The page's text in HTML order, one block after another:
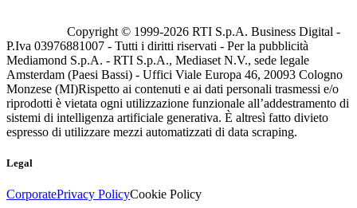
Copyright © 1999-2026 RTI S.p.A. Business Digital -
P.Iva 03976881007 - Tutti i diritti riservati - Per la pubblicità
Mediamond S.p.A. - RTI S.p.A., Mediaset N.V., sede legale
Amsterdam (Paesi Bassi) - Uffici Viale Europa 46, 20093 Cologno
Monzese (MI)Rispetto ai contenuti e ai dati personali trasmessi e/o
riprodotti è vietata ogni utilizzazione funzionale all’addestramento di
sistemi di intelligenza artificiale generativa. È altresì fatto divieto
espresso di utilizzare mezzi automatizzati di data scraping.
Legal
CorporatePrivacy PolicyCookie Policy